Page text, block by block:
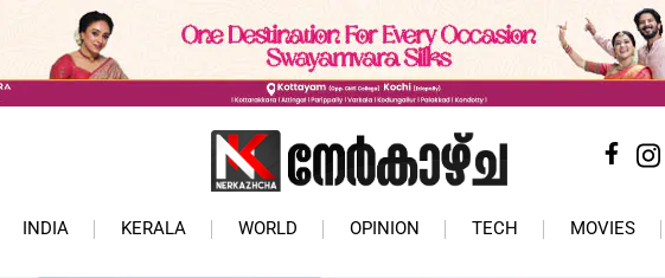
INDIA KERALA WORLD OPINION TECH MOVIES